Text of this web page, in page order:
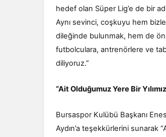
hedef olan Süper Lig’e de bir
Aynı sevinci, coşkuyu hem
dileğinde bulunmak, hem de
futbolculara, antrenörlere ve
diliyoruz.”
“Ait Olduğumuz Yere Bir
Bursaspor Kulübü Başkanı
Aydın’a teşekkürlerini sunarak